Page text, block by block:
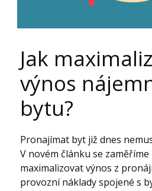
Jak
výnos
bytu?
Pronajímat byt již dnes
V novém článku se
maximalizovat výnos z
provozní náklady spojené s